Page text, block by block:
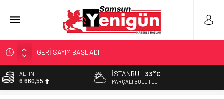
GERİ SAYIM BAŞLADI
SAMSUNSPOR’DA HEDEF 5’İNCİLİK!
‘BAFRA’YA YATIRIM YAPIN!’
ALTIN
6.660,55
İSTANBUL 33°C
PARÇALI BULUTLU